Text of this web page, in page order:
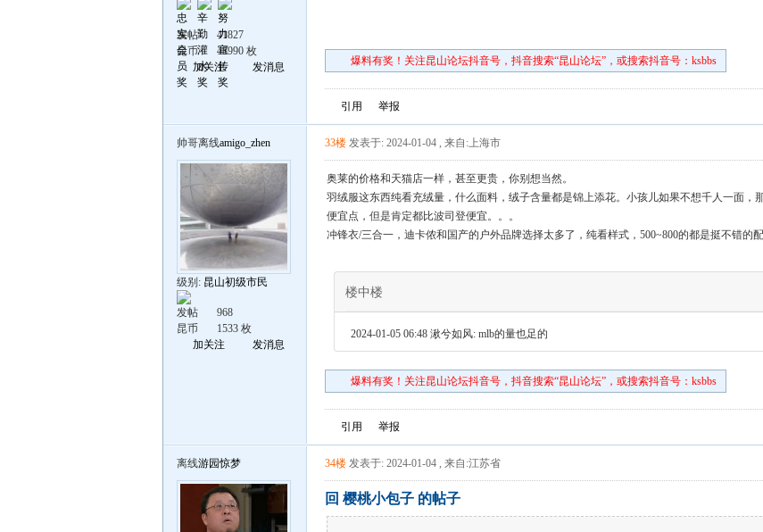
发帖
41827
昆币
48990 枚
加关注
发消息 爆料有奖！关注昆山论坛抖音号，抖音搜索“昆山论坛”，或搜索抖音号：ksbbs
引用 举报
帅哥离线amigo_zhen
级别: 昆山初级市民
发帖
968
昆币
1533 枚
加关注
发消息
33楼 发表于: 2024-01-04 , 来自:上海市
奥莱的价格和天猫店一样，甚至更贵，你别想当然。
羽绒服这东西纯看充绒量，什么面料，绒子含量都是锦上添花。小孩儿如果不想千人一面，
便宜点，但是肯定都比波司登便宜。。。
冲锋衣/三合一，迪卡侬和国产的户外品牌选择太多了，纯看样式，500~800的都是挺不错的
楼中楼
2024-01-05 06:48 湫兮如风: mlb的量也足的
爆料有奖！关注昆山论坛抖音号，抖音搜索“昆山论坛”，或搜索抖音号：ksbbs
引用 举报
离线游园惊梦 34楼 发表于: 2024-01-04 , 来自:江苏省
回 樱桃小包子 的帖子